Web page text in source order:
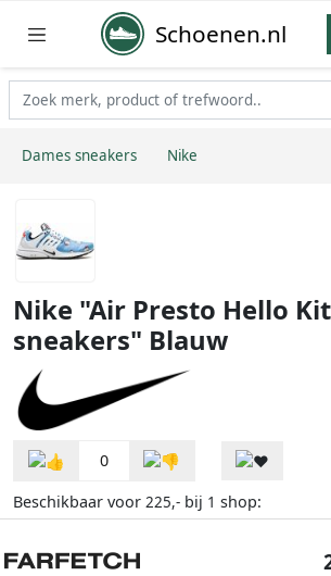
Schoenen.nl
Dames sneakers Nike
Nike "Air Presto Hello
sneakers" Blauw
0
Beschikbaar voor 225,- bij 1 shop: